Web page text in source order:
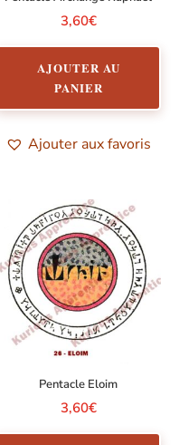
3,60€
AJOUTER AU
PANIER
Ajouter aux favoris
Pentacle Eloim
3,60€